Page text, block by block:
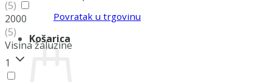
Povratak u trgovinu
Košarica
(5)
2000
(5)
Visina žaluzine
1